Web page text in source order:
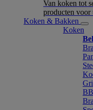
Van koken tot
producten voor
Koken & Bakken
Koken